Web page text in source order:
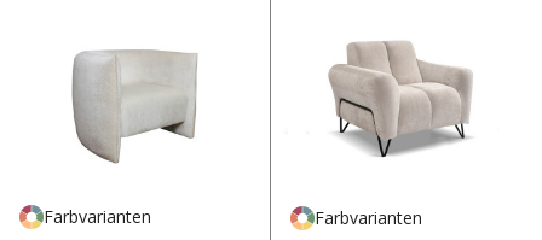
Farbvarianten Farbvarianten